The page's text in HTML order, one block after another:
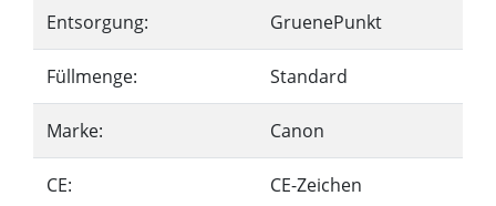
Entsorgung: GruenePunkt
Füllmenge: Standard
Marke: Canon
CE: CE-Zeichen